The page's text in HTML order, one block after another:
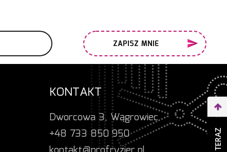
ZAPISZ MNIE
KONTAKT
Dworcowa 3, Wągrowiec
+48 733 850 950